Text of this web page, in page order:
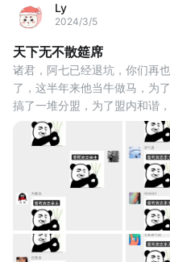
Ly
2024/3/5
天下无不散筵席
诸君，阿七已经退坑，你们再
了，这半年来他当牛做马，为
搞了一堆分盟，为了盟内和谐
活动准点提醒大家，哪有什么
了，感谢盟主的付出，誓死效忠